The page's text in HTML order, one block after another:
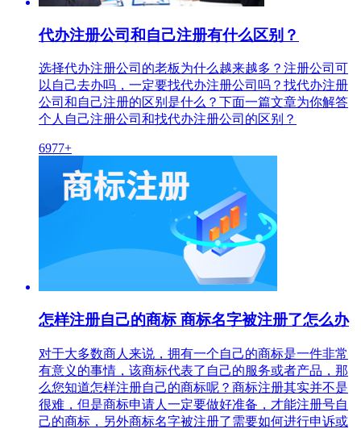
代办注册公司和自己注册有什么区别？
选择代办注册公司的老板为什么越来越多？注册公司可
以自己去办吗，一定要找代办注册公司吗？找代办注册
公司和自己注册的区别是什么？下面一篇文章为你解答
个人自己注册公司和找代办注册公司的区别？
6977+
怎样注册自己的商标 商标名字被注册了怎么办
对于大多数商人来说，拥有一个自己的商标是一件非常
有意义的事情，该商标代表了自己的服务或者产品，那
么您知道怎样注册自己的商标呢？商标注册其实并不是
很难，但是商标申请人一定要做好准备，才能注册号自
己的商标，另外商标名字被注册了需要如何进行申诉或